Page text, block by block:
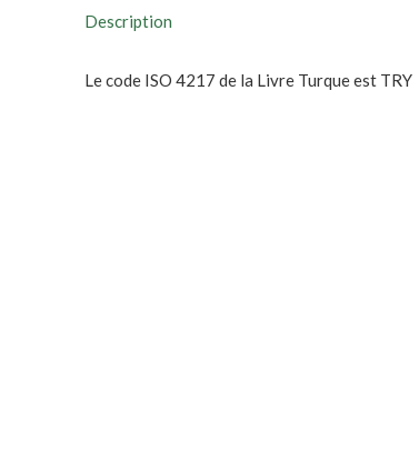
Description
Le code ISO 4217 de la Livre Turque est TRY